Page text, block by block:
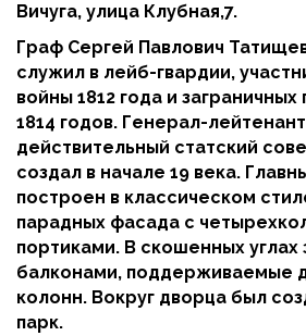
Вичуга, улица Клубная,7.
Граф Сергей Павлович
служил в лейб-гвардии,
войны 1812 года и
1814 годов. Генерал-
действительный статский
создал в начале 19 века.
построен в классическом
парадных фасада с
портиками. В скошенных углах
балконами, поддерживаемые
колонн. Вокруг дворца был
парк.